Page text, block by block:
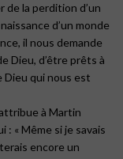
de la perdition d’un
d’un monde
il nous demande
Dieu, d’être prêts à
Dieu qui nous est
à Martin
: « Même si je savais
encore un